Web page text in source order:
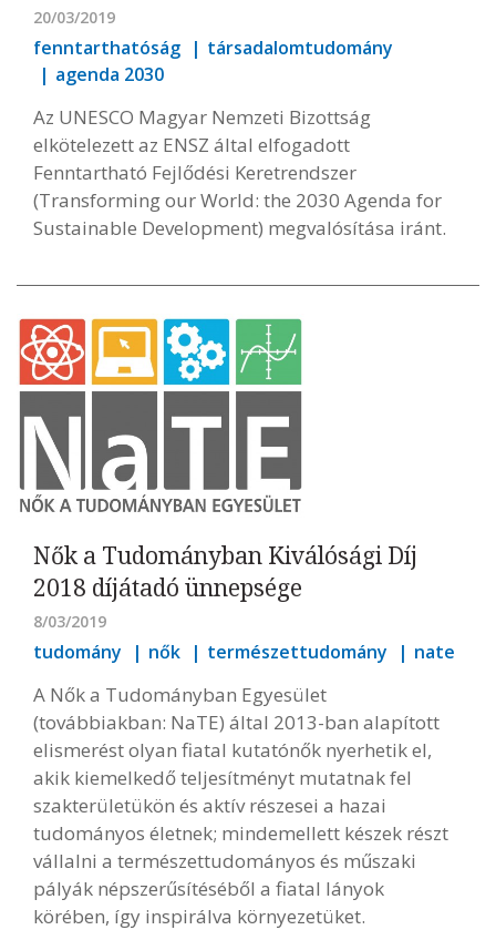
20/03/2019
fenntarthatóság
társadalomtudomány
agenda 2030
Az UNESCO Magyar Nemzeti Bizottság
elkötelezett az ENSZ által elfogadott
Fenntartható Fejlődési Keretrendszer
(Transforming our World: the 2030 Agenda for
Sustainable Development) megvalósítása iránt.
Nők a Tudományban Kiválósági Díj
2018 díjátadó ünnepsége
8/03/2019
tudomány nők természettudomány nate
A Nők a Tudományban Egyesület
(továbbiakban: NaTE) által 2013-ban alapított
elismerést olyan fiatal kutatónők nyerhetik el,
akik kiemelkedő teljesítményt mutatnak fel
szakterületükön és aktív részesei a hazai
tudományos életnek; mindemellett készek részt
vállalni a természettudományos és műszaki
pályák népszerűsítéséből a fiatal lányok
körében, így inspirálva környezetüket.